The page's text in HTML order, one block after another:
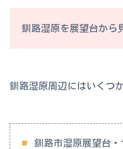
釧路湿原を展望台から
釧路湿原周辺にはいくつ
釧路市湿原展望台